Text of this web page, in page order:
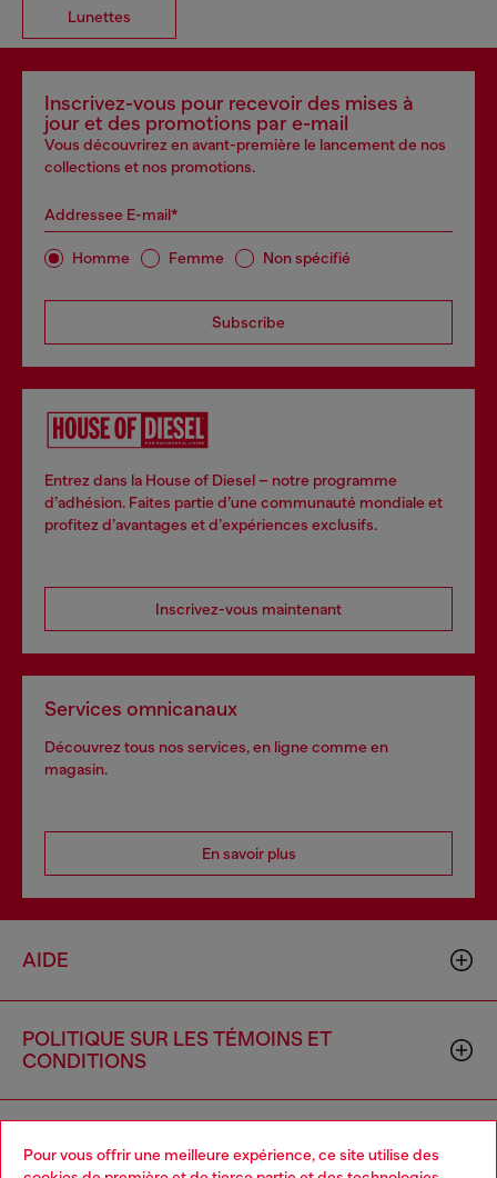
Pour vous offrir une meilleure expérience, ce site utilise des
Lunettes
Inscrivez-vous pour recevoir des mises à
jour et des promotions par e-mail
Vous découvrirez en avant-première le lancement de nos
collections et nos promotions.
Addressee E-mail*
Homme Femme Non spécifié
Subscribe
Entrez dans la House of Diesel – notre programme
d’adhésion. Faites partie d’une communauté mondiale et
profitez d’avantages et d’expériences exclusifs.
Inscrivez-vous maintenant
Services omnicanaux
Découvrez tous nos services, en ligne comme en
magasin.
En savoir plus
AIDE
POLITIQUE SUR LES TÉMOINS ET
CONDITIONS